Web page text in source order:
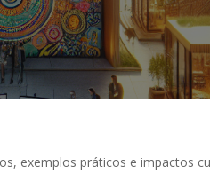
exemplos práticos e impactos